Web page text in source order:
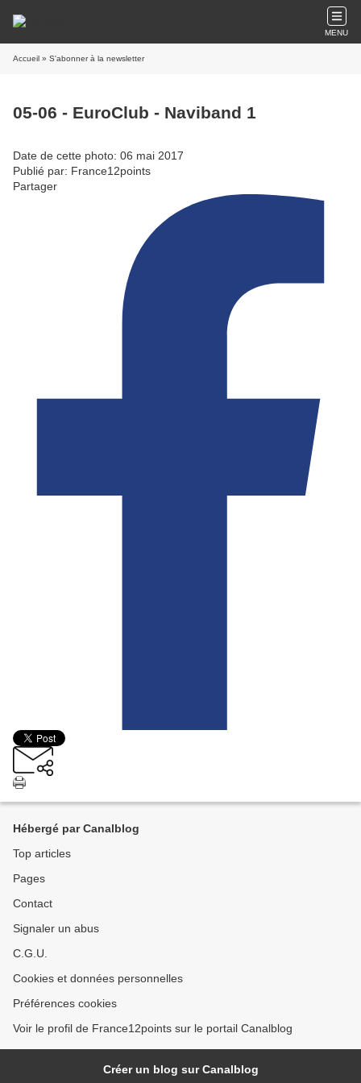
MENU
Accueil » S'abonner à la newsletter
05-06 - EuroClub - Naviband 1
Date de cette photo: 06 mai 2017
Publié par: France12points
Partager
Hébergé par Canalblog
Top articles
Pages
Contact
Signaler un abus
C.G.U.
Cookies et données personnelles
Préférences cookies
Voir le profil de France12points sur le portail Canalblog
Créer un blog sur Canalblog